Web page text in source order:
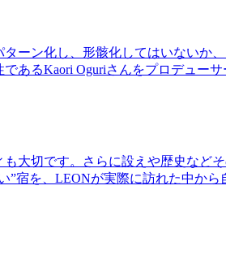
ーン化し、形骸化してはいないか
あるKaori Oguriさんをプロデュー
大切です。さらに設えや歴史など
宿を、LEONが実際に訪れた中から